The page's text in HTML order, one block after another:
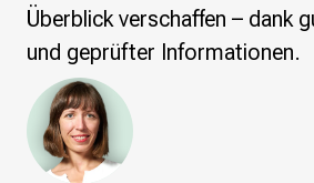
Wikipedia-Schwesterprojekte
MediaWiki
Wikibase
Wikibooks
Wikisource
Wiktionary
Wikiversity
Überblick verschaffen – dank
und geprüfter Informationen.